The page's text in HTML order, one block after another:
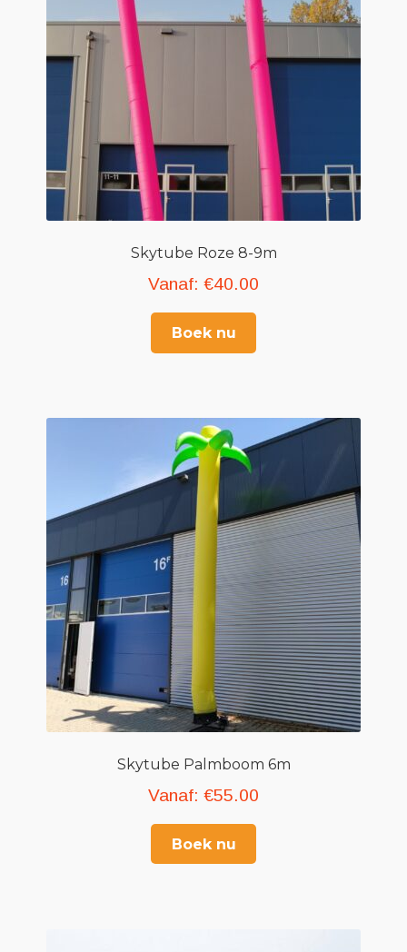
Skytube Roze 8-9m
Vanaf: €40.00
Boek nu
Skytube Palmboom 6m
Vanaf: €55.00
Boek nu